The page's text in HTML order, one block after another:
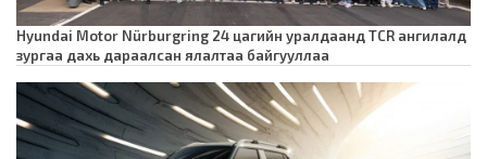
Hyundai Motor Nürburgring 24 цагийн уралдаанд TCR ангилалд
зургаа дахь дараалсан ялалтаа байгууллаа